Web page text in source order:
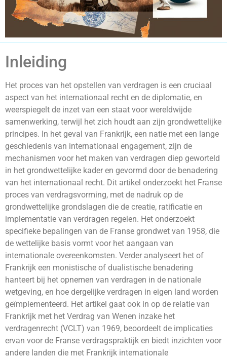
Inleiding
Het proces van het opstellen van verdragen is een cruciaal
aspect van het internationaal recht en de diplomatie, en
weerspiegelt de inzet van een staat voor wereldwijde
samenwerking, terwijl het zich houdt aan zijn grondwettelijke
principes. In het geval van Frankrijk, een natie met een lange
geschiedenis van internationaal engagement, zijn de
mechanismen voor het maken van verdragen diep geworteld
in het grondwettelijke kader en gevormd door de benadering
van het internationaal recht. Dit artikel onderzoekt het Franse
proces van verdragsvorming, met de nadruk op de
grondwettelijke grondslagen die de creatie, ratificatie en
implementatie van verdragen regelen. Het onderzoekt
specifieke bepalingen van de Franse grondwet van 1958, die
de wettelijke basis vormt voor het aangaan van
internationale overeenkomsten. Verder analyseert het of
Frankrijk een monistische of dualistische benadering
hanteert bij het opnemen van verdragen in de nationale
wetgeving, en hoe dergelijke verdragen in eigen land worden
geïmplementeerd. Het artikel gaat ook in op de relatie van
Frankrijk met het Verdrag van Wenen inzake het
verdragenrecht (VCLT) van 1969, beoordeelt de implicaties
ervan voor de Franse verdragspraktijk en biedt inzichten voor
andere landen die met Frankrijk internationale